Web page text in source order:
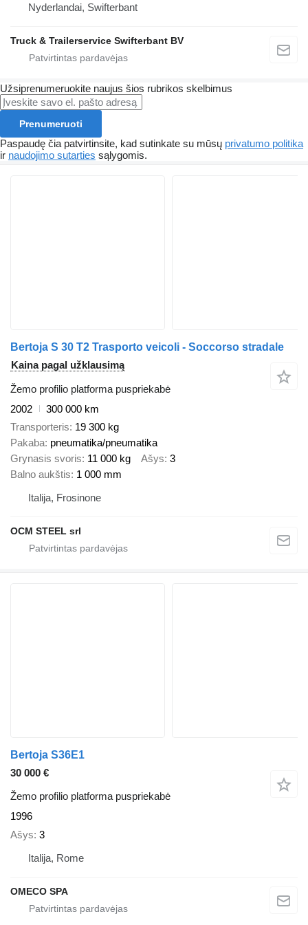
Nyderlandai, Swifterbant
Truck & Trailerservice Swifterbant BV
Užsiprenumeruokite naujus šios rubrikos skelbimus
Prenumeruoti
Paspaudę čia patvirtinsite, kad sutinkate su mūsų privatumo politika
ir naudojimo sutarties sąlygomis.
Bertoja S 30 T2 Trasporto veicoli - Soccorso stradale
Kaina pagal užklausimą
Žemo profilio platforma puspriekabė
2002
300 000 km
Transporteris 19 300 kg
Pakaba pneumatika/pneumatika
Grynasis svoris 11 000 kg Ašys 3
Balno aukštis 1 000 mm
Italija, Frosinone
OCM STEEL srl
Bertoja S36E1
30 000 €
Žemo profilio platforma puspriekabė
1996
Ašys 3
Italija, Rome
OMECO SPA